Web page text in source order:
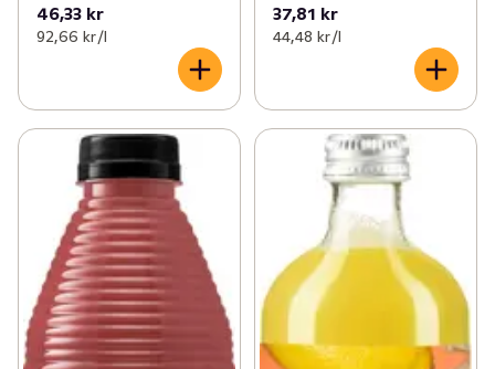
46,33 kr
92,66 kr /l
37,81 kr
44,48 kr /l